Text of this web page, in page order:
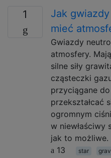
1
Jak
mieć
Gwiazdy
atmosfery.
silne siły
cząsteczki
przyciągane
przekształcać
ogromnym
w niewłaściwy
jak to możliwe.
13
star